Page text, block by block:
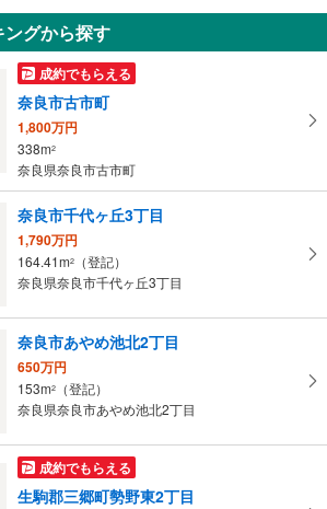
グから探す
成約でもらえる
奈良市古市町
1,800万円
338m2
奈良県奈良市古市町
奈良市千代ヶ丘3丁目
1,790万円
164.41m2
（登記）
奈良県奈良市千代ヶ丘3丁目
奈良市あやめ池北2丁目
650万円
153m2
（登記）
奈良県奈良市あやめ池北2丁目
成約でもらえる
生駒郡三郷町勢野東2丁目